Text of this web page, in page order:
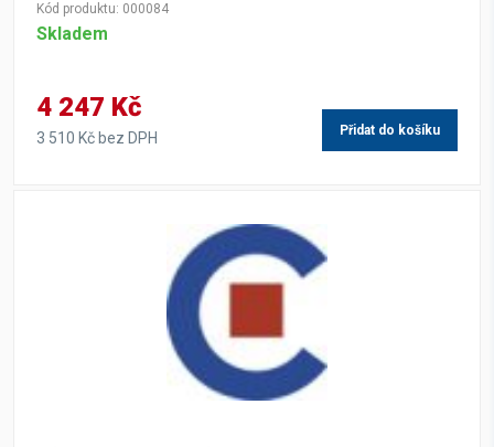
Kód produktu: 000084
Skladem
4 247 Kč
3 510 Kč bez DPH Přidat do košíku